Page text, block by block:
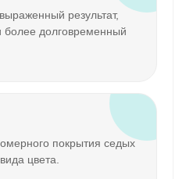
результат,
более долговременный
покрытия седых
цвета.